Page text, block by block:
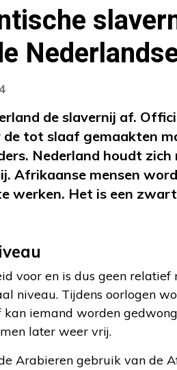
de slavernij af.
de tot slaaf gemaakten
Nederland houdt
Afrikaanse mensen
werken. Het is een
voor en is dus geen
niveau. Tijdens oorlogen
kan iemand worden
later weer vrij.
Arabieren gebruik van de